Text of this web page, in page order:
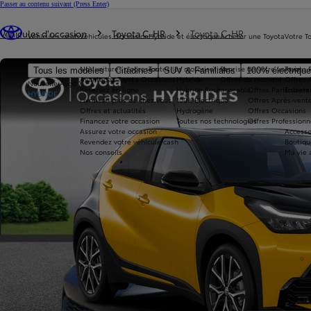
Passer au contenu suivant (Press Enter)
Véhicules neufs
Tous les modèles Citadines SUV & Familiales 100%
Nouvelle Aygo X
HYBRIDE
Véhicules d'occasion
Nos voitures d'occasion
Avantages Toyota Occasions
Réservez en ligne
Livraison près de chez vous
Offres et actualités
Financez votre occasion
Assurez votre occasion
Revendez votre véhicule cash
Nos conseils
Hybride et électrique
Toutes les motorisations
Hybride
Hybride Rechargeable
100% Électrique
Hydrogène
Toutes nos technologies
Acheter une Toyota
Reprise de votre voiture
Offres du moment
Offres Après-
Offres Occasions
Offres
Votre
Toyota
Offres
Ma vie
Véhicules d'occasion Toyota C-HR Toyota C-HR